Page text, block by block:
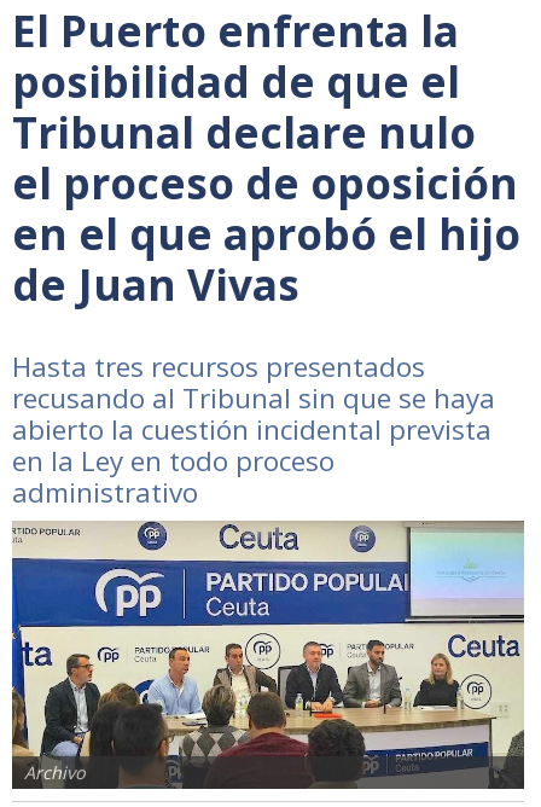
El Puerto enfrenta la
posibilidad de que el
Tribunal declare nulo
el proceso de oposición
en el que aprobó el hijo
de Juan Vivas
Hasta tres recursos presentados
recusando al Tribunal sin que se haya
abierto la cuestión incidental prevista
en la Ley en todo proceso
administrativo
Archivo